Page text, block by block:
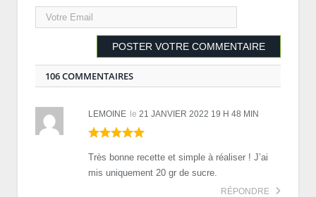
106 COMMENTAIRES
LEMOINE le 21 JANVIER 2022 19 H 48 MIN
Très bonne recette et simple à réaliser ! J’ai
mis uniquement 20 gr de sucre.
RÉPONDRE